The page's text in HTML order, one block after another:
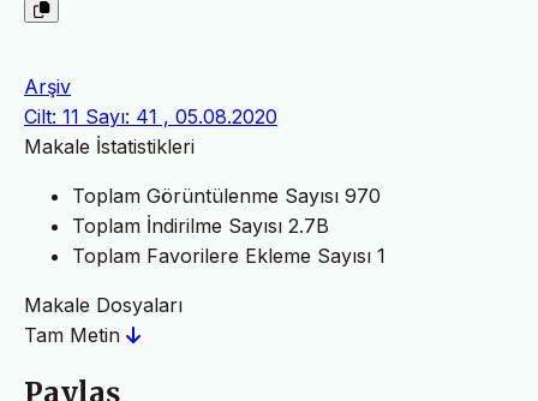
Arşiv
Cilt: 11 Sayı: 41 , 05.08.2020
Makale İstatistikleri
Toplam Görüntülenme Sayısı 970
Toplam İndirilme Sayısı 2.7B
Toplam Favorilere Ekleme Sayısı 1
Makale Dosyaları
Tam Metin
Paylaş